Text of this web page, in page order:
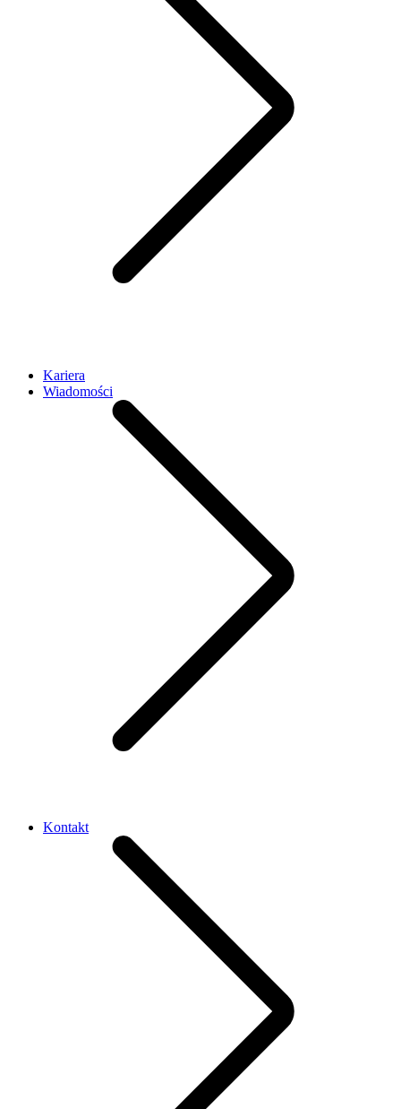
Kariera
Wiadomości
Kontakt